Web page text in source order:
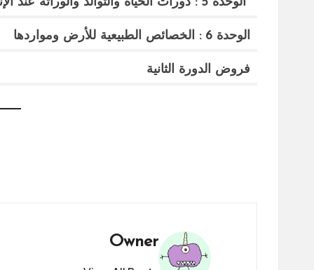
الوحدة 6 : الخصائص الطبيعية للأرض ومواردها
فروض الدورة الثانية
Owner